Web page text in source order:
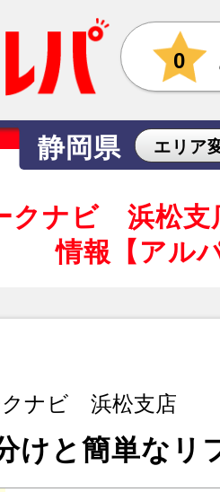
0
静岡県 エリア
クナビ 浜松支
情報【アル
クナビ 浜松支店
けと簡単なリ